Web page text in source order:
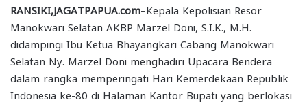
RANSIKI,JAGATPAPUA.com–Kepala Kepolisian Resor
Manokwari Selatan AKBP Marzel Doni, S.I.K., M.H.
didampingi Ibu Ketua Bhayangkari Cabang Manokwari
Selatan Ny. Marzel Doni menghadiri Upacara Bendera
dalam rangka memperingati Hari Kemerdekaan Republik
Indonesia ke-80 di Halaman Kantor Bupati yang berlokasi